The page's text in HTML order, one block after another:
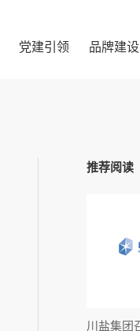
党建引领 品牌建设
推荐阅读